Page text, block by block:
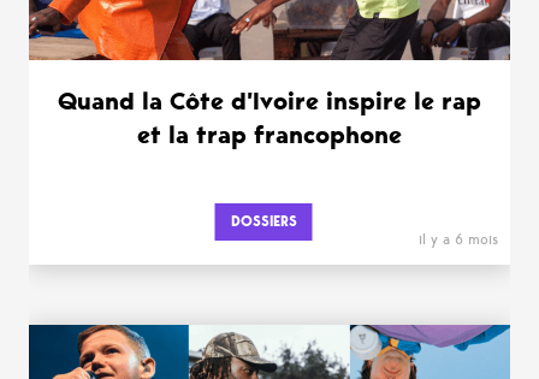
Quand la Côte d’Ivoire inspire le rap
et la trap francophone
DOSSIERS
il y a 6 mois